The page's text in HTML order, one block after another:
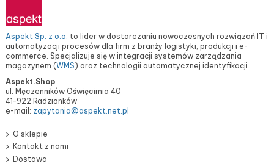
Aspekt Sp. z o.o. to lider w dostarczaniu nowoczesnych rozwiązań IT i
automatyzacji procesów dla firm z branży logistyki, produkcji i e-
commerce. Specjalizuje się w integracji systemów zarządzania
magazynem (WMS) oraz technologii automatycznej identyfikacji.
Aspekt.Shop
ul. Męczenników Oświęcimia 40
41-922 Radzionków
e-mail: zapytania@aspekt.net.pl
O sklepie
Kontakt z nami
Dostawa